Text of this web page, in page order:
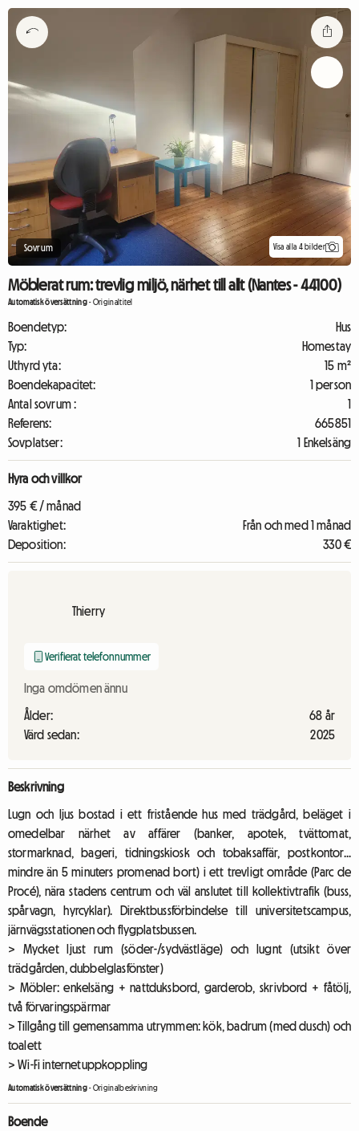
Sovrum Visa alla 4 bilder
Möblerat rum: trevlig miljö, närhet till allt (Nantes - 44100)
Automatisk översättning-Originaltitel
Boendetyp:
Hus
Typ:
Homestay
Uthyrd yta:
15 m²
Boendekapacitet:
1 person
Antal sovrum :
1
Referens:
665851
Sovplatser:
1 Enkelsäng
Hyra och villkor
395 € / månad
Varaktighet:
Från och med 1 månad
Deposition:
330 €
Thierry
Verifierat telefonnummer
Inga omdömen ännu
Ålder:
68 år
Värd sedan:
2025
Beskrivning
Lugn och ljus bostad i ett fristående hus med trädgård, beläget i
omedelbar närhet av affärer (banker, apotek, tvättomat,
stormarknad, bageri, tidningskiosk och tobaksaffär, postkontor...
mindre än 5 minuters promenad bort) i ett trevligt område (Parc de
Procé), nära stadens centrum och väl anslutet till kollektivtrafik (buss,
spårvagn, hyrcyklar). Direktbussförbindelse till universitetscampus,
järnvägsstationen och flygplatsbussen.
> Mycket ljust rum (söder-/sydvästläge) och lugnt (utsikt över
trädgården, dubbelglasfönster)
> Möbler: enkelsäng + nattduksbord, garderob, skrivbord + fåtölj,
två förvaringspärmar
> Tillgång till gemensamma utrymmen: kök, badrum (med dusch) och
toalett
> Wi-Fi internetuppkoppling
Automatisk översättning-Originalbeskrivning
Boende